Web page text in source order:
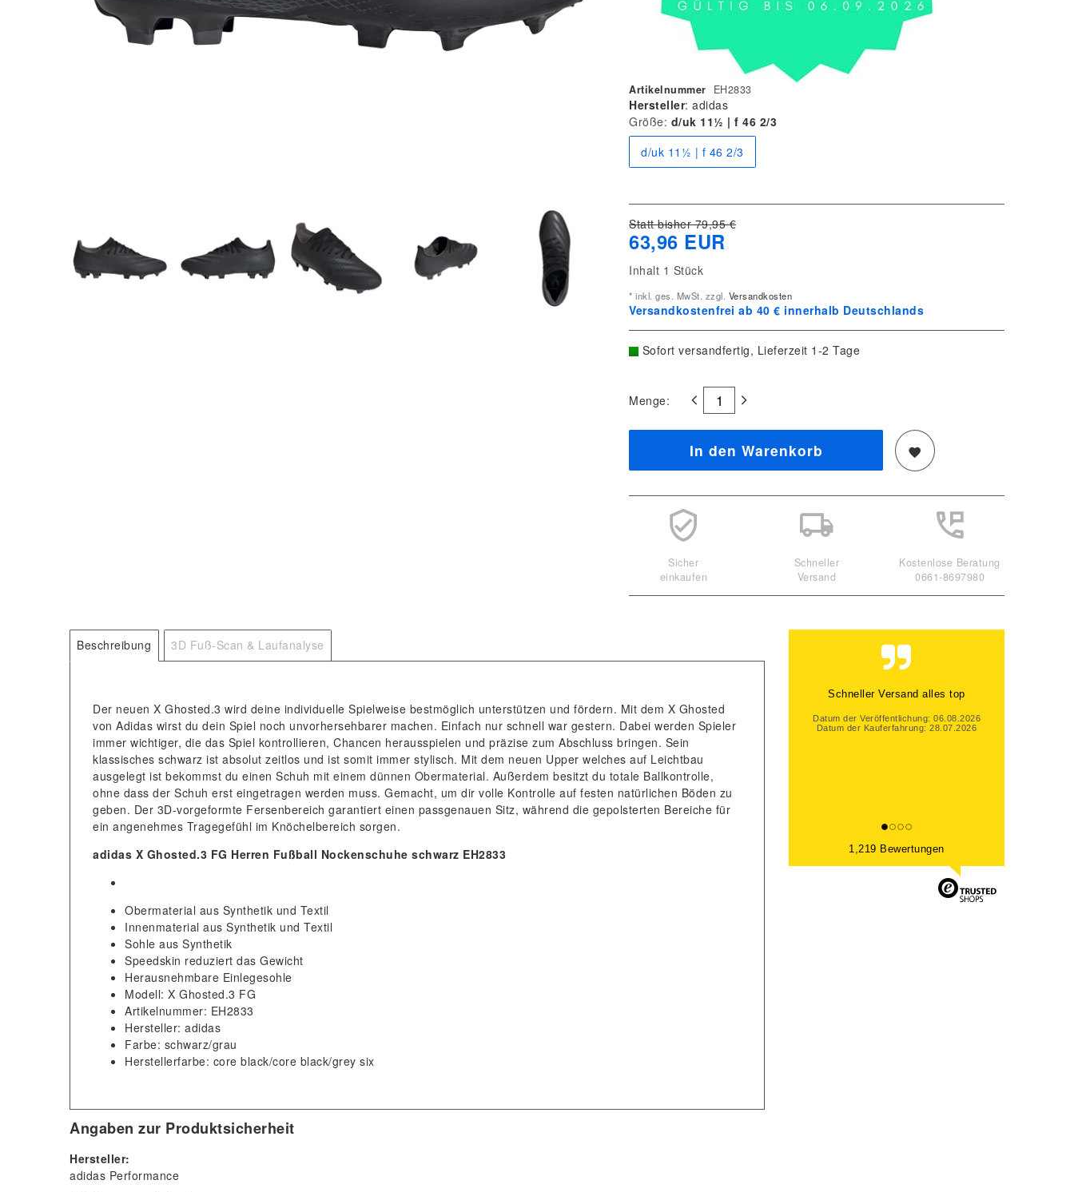
Artikelnummer EH2833
Hersteller: adidas
Größe: d/uk 11½ | f 46 2/3
d/uk 11½ | f 46 2/3
Statt bisher 79,95 €
63,96 EUR
Inhalt 1 Stück
* inkl. ges. MwSt. zzgl. Versandkosten
Versandkostenfrei ab 40 € innerhalb Deutschlands
Sofort versandfertig, Lieferzeit 1-2 Tage
Menge:
In den Warenkorb
Sicher
einkaufen
Schneller
Versand
Kostenlose Beratung
0661-8697980
Beschreibung 3D Fuß-Scan & Laufanalyse
Der neuen X Ghosted.3 wird deine individuelle Spielweise bestmöglich unterstützen und fördern. Mit dem X Ghosted
von Adidas wirst du dein Spiel noch unvorhersehbarer machen. Einfach nur schnell war gestern. Dabei werden Spieler
immer wichtiger, die das Spiel kontrollieren, Chancen herausspielen und präzise zum Abschluss bringen. Sein
klassisches schwarz ist absolut zeitlos und ist somit immer stylisch. Mit dem neuen Upper welches auf Leichtbau
ausgelegt ist bekommst du einen Schuh mit einem dünnen Obermaterial. Außerdem besitzt du totale Ballkontrolle,
ohne dass der Schuh erst eingetragen werden muss. Gemacht, um dir volle Kontrolle auf festen natürlichen Böden zu
geben. Der 3D-vorgeformte Fersenbereich garantiert einen passgenauen Sitz, während die gepolsterten Bereiche für
ein angenehmes Tragegefühl im Knöchelbereich sorgen.
adidas X Ghosted.3 FG Herren Fußball Nockenschuhe schwarz EH2833
Obermaterial aus Synthetik und Textil
Innenmaterial aus Synthetik und Textil
Sohle aus Synthetik
Speedskin reduziert das Gewicht
Herausnehmbare Einlegesohle
Modell: X Ghosted.3 FG
Artikelnummer: EH2833
Hersteller: adidas
Farbe: schwarz/grau
Herstellerfarbe: core black/core black/grey six
Angaben zur Produktsicherheit
Hersteller:
adidas Performance
Gute Beratung, auch per Mail und
wieder
1,219 Bewertungen